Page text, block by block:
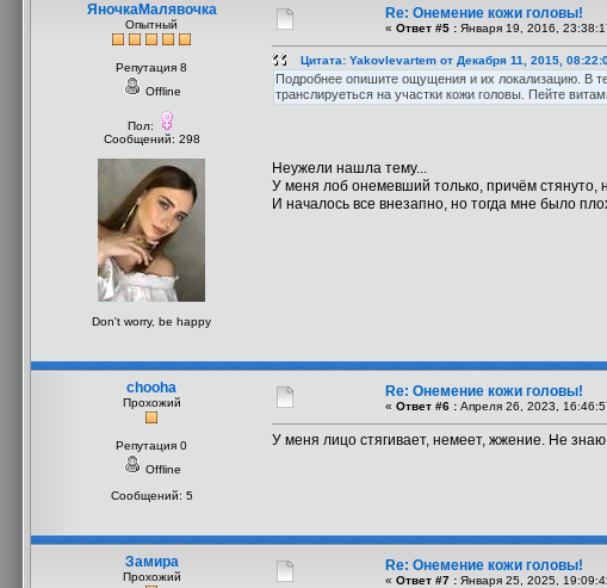
ЯночкаМалявочка
Опытный
Репутация 8
Offline
Пол:
Сообщений: 298
Don't worry, be happy
Re: Онемение кожи головы!
« Ответ #5 : Января 19, 2016,
Цитата: Yakovlevartem от Декабря 11, 2015,
Подробнее опишите ощущения и их локализацию. В
транслируеться на участки кожи головы. Пейте
Неужели нашла тему...
У меня лоб онемевший только, причём стянуто,
И началось все внезапно, но тогда мне было
chooha
Прохожий
Репутация 0
Offline
Сообщений: 5
Re: Онемение кожи головы!
« Ответ #6 : Апреля 26, 2023,
У меня лицо стягивает, немеет, жжение. Не знаю
Замира
Прохожий
Re: Онемение кожи головы!
« Ответ #7 : Января 25, 2025,